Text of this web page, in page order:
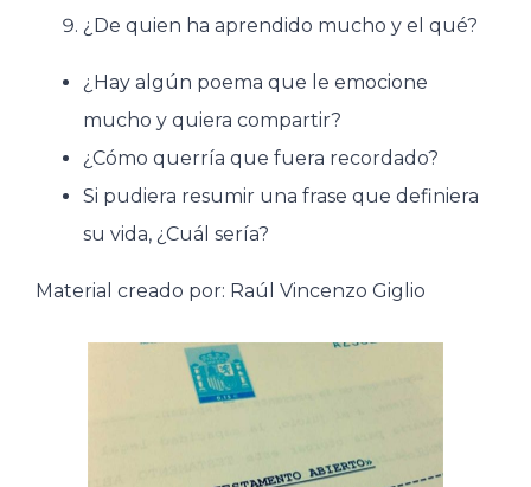
¿De quien ha aprendido mucho y el qué?
¿Hay algún poema que le emocione
mucho y quiera compartir?
¿Cómo querría que fuera recordado?
Si pudiera resumir una frase que definiera
su vida, ¿Cuál sería?
Material creado por: Raúl Vincenzo Giglio